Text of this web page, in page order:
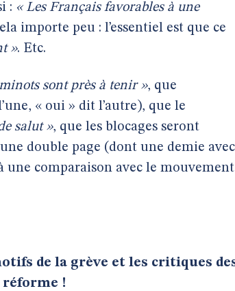
: « Les Français favorables à une
importe peu : l’essentiel est que ce
». Etc.
sont près à tenir », que
« oui » dit l’autre), que le
salut », que les blocages seront
double page (dont une demie avec
comparaison avec le mouvement
de la grève et les critiques
réforme !